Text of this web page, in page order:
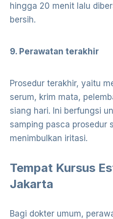
hingga 20 menit lalu
bersih.
9. Perawatan terakhir
Prosedur terakhir, yaitu
serum, krim mata,
siang hari. Ini berfungsi
samping pasca prosedur
menimbulkan iritasi.
Tempat Kursus
Jakarta
Bagi dokter umum,